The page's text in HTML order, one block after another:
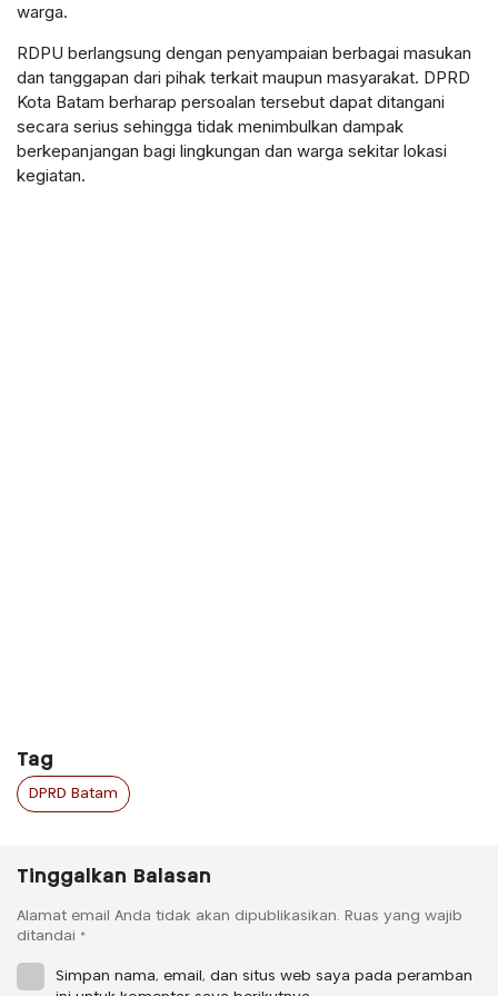
warga.
RDPU berlangsung dengan penyampaian berbagai masukan
dan tanggapan dari pihak terkait maupun masyarakat. DPRD
Kota Batam berharap persoalan tersebut dapat ditangani
secara serius sehingga tidak menimbulkan dampak
berkepanjangan bagi lingkungan dan warga sekitar lokasi
kegiatan.
Tag
DPRD Batam
Tinggalkan Balasan
Alamat email Anda tidak akan dipublikasikan. Ruas yang wajib
ditandai *
Simpan nama, email, dan situs web saya pada peramban